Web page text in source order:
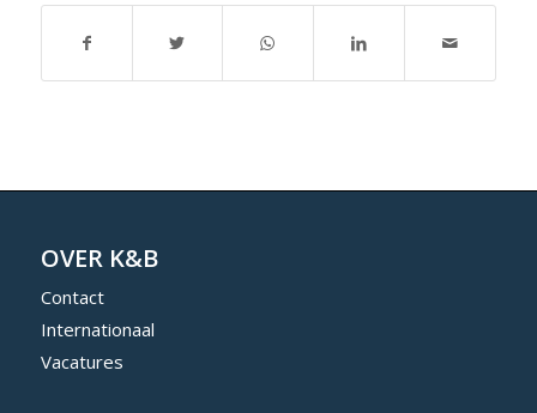
OVER K&B
Contact
Internationaal
Vacatures